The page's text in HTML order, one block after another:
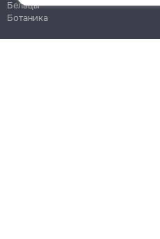
Бельцы
Ботаника